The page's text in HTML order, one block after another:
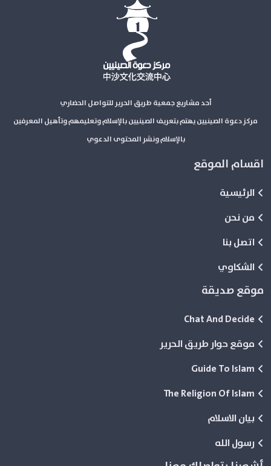
أحد مشاريع جمعية طريق الحرير للتواصل الحضاري
مركز دعوة الصينيين يهتم بتعريف الصينيين بالإسلام وتعليمهم وتأهيل المعرفين
بالإسلام ونشر المحتوى الدعوي
اقسام الموقع
الرئيسية
من نحن
اتصل بنا
الشكاوي
موقع صديقة
Chat And Decide
موقع حوار طريق الحرير
Guide To Islam
The Religion Of Islam
بيان الاسلام
رسول الله